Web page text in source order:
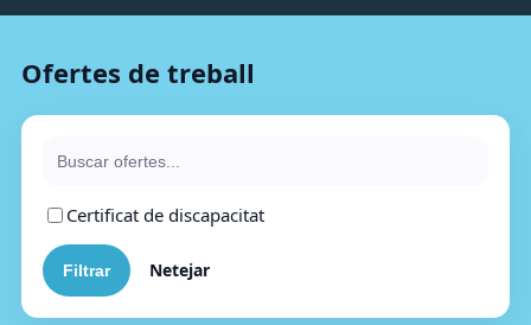
Ofertes de treball
Certificat de discapacitat
Netejar